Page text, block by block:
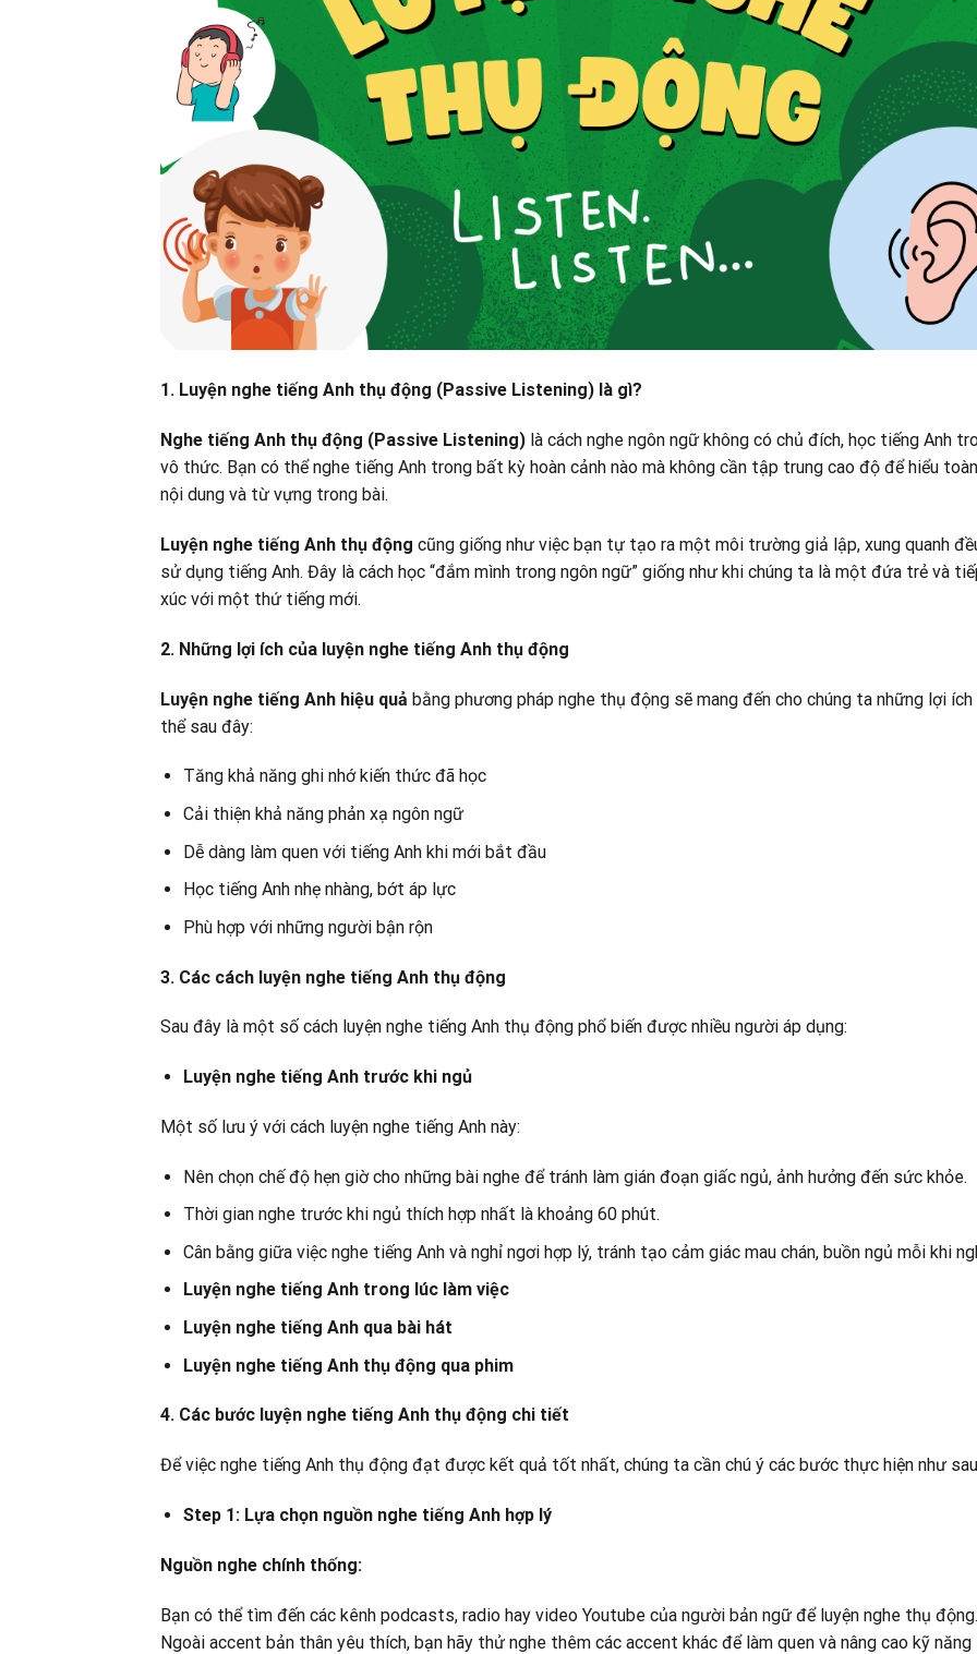
1. Luyện nghe tiếng Anh thụ động (Passive Listening) là gì?
Nghe tiếng Anh thụ động (Passive Listening) là cách nghe ngôn ngữ không có chủ đích, học tiếng Anh
vô thức. Bạn có thể nghe tiếng Anh trong bất kỳ hoàn cảnh nào mà không cần tập trung cao độ để hiểu
nội dung và từ vựng trong bài.
Luyện nghe tiếng Anh thụ động cũng giống như việc bạn tự tạo ra một môi trường giả lập, xung quanh
sử dụng tiếng Anh. Đây là cách học “đắm mình trong ngôn ngữ” giống như khi chúng ta là một đứa trẻ và
xúc với một thứ tiếng mới.
2. Những lợi ích của luyện nghe tiếng Anh thụ động
Luyện nghe tiếng Anh hiệu quả bằng phương pháp nghe thụ động sẽ mang đến cho chúng ta những lợi ích
thể sau đây:
Tăng khả năng ghi nhớ kiến thức đã học
Cải thiện khả năng phản xạ ngôn ngữ
Dễ dàng làm quen với tiếng Anh khi mới bắt đầu
Học tiếng Anh nhẹ nhàng, bớt áp lực
Phù hợp với những người bận rộn
3. Các cách luyện nghe tiếng Anh thụ động
Sau đây là một số cách luyện nghe tiếng Anh thụ động phổ biến được nhiều người áp dụng:
Luyện nghe tiếng Anh trước khi ngủ
Một số lưu ý với cách luyện nghe tiếng Anh này:
Nên chọn chế độ hẹn giờ cho những bài nghe để tránh làm gián đoạn giấc ngủ, ảnh hưởng đến sức khỏe.
Thời gian nghe trước khi ngủ thích hợp nhất là khoảng 60 phút.
Cân bằng giữa việc nghe tiếng Anh và nghỉ ngơi hợp lý, tránh tạo cảm giác mau chán, buồn ngủ mỗi khi
Luyện nghe tiếng Anh trong lúc làm việc
Luyện nghe tiếng Anh qua bài hát
Luyện nghe tiếng Anh thụ động qua phim
4. Các bước luyện nghe tiếng Anh thụ động chi tiết
Để việc nghe tiếng Anh thụ động đạt được kết quả tốt nhất, chúng ta cần chú ý các bước thực hiện như
Step 1: Lựa chọn nguồn nghe tiếng Anh hợp lý
Nguồn nghe chính thống:
Bạn có thể tìm đến các kênh podcasts, radio hay video Youtube của người bản ngữ để luyện nghe thụ động.
Ngoài accent bản thân yêu thích, bạn hãy thử nghe thêm các accent khác để làm quen và nâng cao kỹ năng